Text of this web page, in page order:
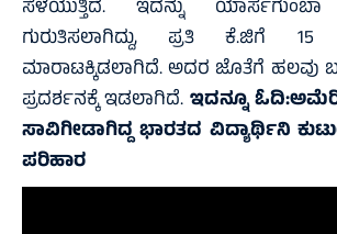
ಸೆಳೆಯುತ್ತಿದೆ. ಇದನ್ನು
ಗುರುತಿಸಲಾಗಿದ್ದು, ಪ್ರತಿ ಕೆ.ಜಿಗೆ
ಮಾರಾಟಕ್ಕಿಡಲಾಗಿದೆ. ಅದರ ಜೊತೆಗೆ ಹಲವು
ಪ್ರದರ್ಶನಕ್ಕೆ ಇಡಲಾಗಿದೆ. ಇದನ್ನೂ ಓದಿ:
ಸಾವಿಗೀಡಾಗಿದ್ದ ಭಾರತದ ವಿದ್ಯಾರ್ಥಿನಿ
ಪರಿಹಾರ